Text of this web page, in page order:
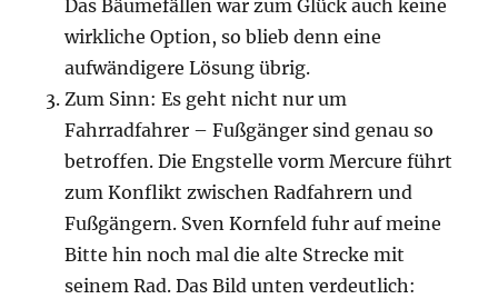
Das Bäumefällen war zum Glück auch keine
wirkliche Option, so blieb denn eine
aufwändigere Lösung übrig.
Zum Sinn: Es geht nicht nur um
Fahrradfahrer – Fußgänger sind genau so
betroffen. Die Engstelle vorm Mercure führt
zum Konflikt zwischen Radfahrern und
Fußgängern. Sven Kornfeld fuhr auf meine
Bitte hin noch mal die alte Strecke mit
seinem Rad. Das Bild unten verdeutlich: